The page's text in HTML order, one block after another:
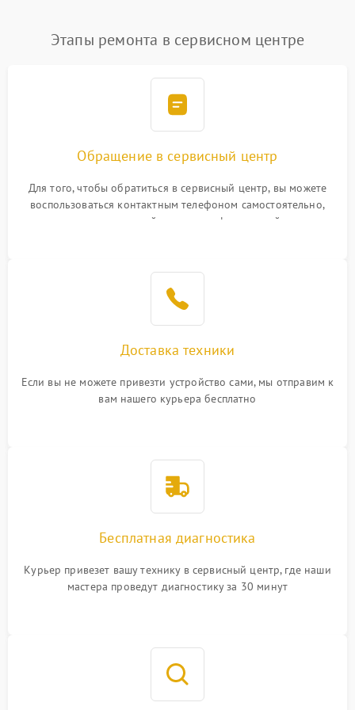
Этапы ремонта в сервисном центре
Обращение в сервисный центр
Для того, чтобы обратиться в сервисный центр, вы можете
воспользоваться контактным телефоном самостоятельно,
или оставить свой номер телефона на сайте
Доставка техники
Если вы не можете привезти устройство сами, мы отправим к
вам нашего курьера бесплатно
Бесплатная диагностика
Курьер привезет вашу технику в сервисный центр, где наши
мастера проведут диагностику за 30 минут